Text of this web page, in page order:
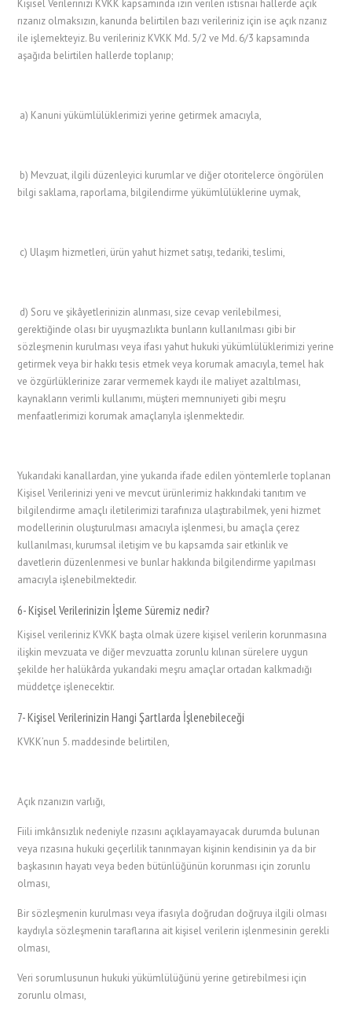
Kişisel Verilerinizi KVKK kapsamında izin verilen istisnai hallerde açık
rızanız olmaksızın, kanunda belirtilen bazı verileriniz için ise açık rızanız
ile işlemekteyiz. Bu verileriniz KVKK Md. 5/2 ve Md. 6/3 kapsamında
aşağıda belirtilen hallerde toplanıp;
a) Kanuni yükümlülüklerimizi yerine getirmek amacıyla,
b) Mevzuat, ilgili düzenleyici kurumlar ve diğer otoritelerce öngörülen
bilgi saklama, raporlama, bilgilendirme yükümlülüklerine uymak,
c) Ulaşım hizmetleri, ürün yahut hizmet satışı, tedariki, teslimi,
d) Soru ve şikâyetlerinizin alınması, size cevap verilebilmesi,
gerektiğinde olası bir uyuşmazlıkta bunların kullanılması gibi bir
sözleşmenin kurulması veya ifası yahut hukuki yükümlülüklerimizi yerine
getirmek veya bir hakkı tesis etmek veya korumak amacıyla, temel hak
ve özgürlüklerinize zarar vermemek kaydı ile maliyet azaltılması,
kaynakların verimli kullanımı, müşteri memnuniyeti gibi meşru
menfaatlerimizi korumak amaçlarıyla işlenmektedir.
Yukarıdaki kanallardan, yine yukarıda ifade edilen yöntemlerle toplanan
Kişisel Verilerinizi yeni ve mevcut ürünlerimiz hakkındaki tanıtım ve
bilgilendirme amaçlı iletilerimizi tarafınıza ulaştırabilmek, yeni hizmet
modellerinin oluşturulması amacıyla işlenmesi, bu amaçla çerez
kullanılması, kurumsal iletişim ve bu kapsamda sair etkinlik ve
davetlerin düzenlenmesi ve bunlar hakkında bilgilendirme yapılması
amacıyla işlenebilmektedir.
6- Kişisel Verilerinizin İşleme Süremiz nedir?
Kişisel verileriniz KVKK başta olmak üzere kişisel verilerin korunmasına
ilişkin mevzuata ve diğer mevzuatta zorunlu kılınan sürelere uygun
şekilde her halükârda yukarıdaki meşru amaçlar ortadan kalkmadığı
müddetçe işlenecektir.
7- Kişisel Verilerinizin Hangi Şartlarda İşlenebileceği
KVKK’nun 5. maddesinde belirtilen,
Açık rızanızın varlığı,
Fiili imkânsızlık nedeniyle rızasını açıklayamayacak durumda bulunan
veya rızasına hukuki geçerlilik tanınmayan kişinin kendisinin ya da bir
başkasının hayatı veya beden bütünlüğünün korunması için zorunlu
olması,
Bir sözleşmenin kurulması veya ifasıyla doğrudan doğruya ilgili olması
kaydıyla sözleşmenin taraflarına ait kişisel verilerin işlenmesinin gerekli
olması,
Veri sorumlusunun hukuki yükümlülüğünü yerine getirebilmesi için
zorunlu olması,